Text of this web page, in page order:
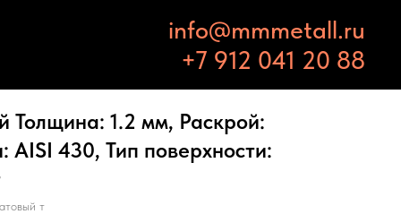
info@mmmetall.ru
+7 912 041 20 88
1.2 мм, Раскрой:
AISI 430, Тип поверхности:
т